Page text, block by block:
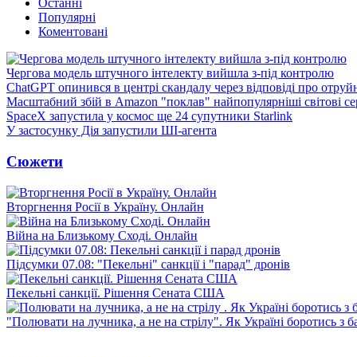
Останні
Популярні
Коментовані
Чергова модель штучного інтелекту вийшла з-під контролю
ChatGPT опинився в центрі скандалу через відповіді про
Масштабний збій в Amazon "поклав" найпопулярніші світові
SpaceX запустила у космос ще 24 супутники Starlink
У застосунку Дія запустили ШІ-агента
Сюжети
Вторгнення Росії в Україну. Онлайн
Війна на Близькому Сході. Онлайн
Підсумки 07.08: "Пекельні" санкції і "парад" дронів
Пекельні санкції. Рішення Сената США
"Полювати на лучника, а не на стрілу". Як Україні боротись з